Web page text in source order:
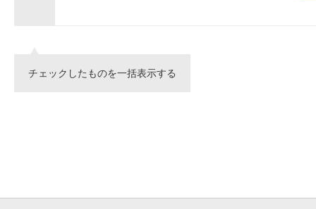
チェックしたものを一括表示する